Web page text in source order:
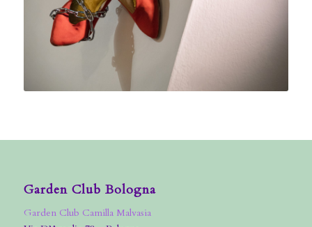
Garden Club Bologna
Garden Club Camilla Malvasia